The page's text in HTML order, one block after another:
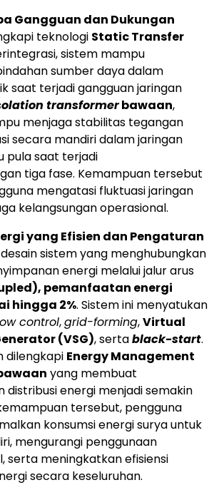
Gangguan dan Dukungan
teknologi Static Transfer
sistem mampu
sumber daya dalam
saat terjadi gangguan jaringan
transformerbawaan,
menjaga stabilitas tegangan
secara mandiri dalam jaringan
pula saat terjadi
tiga fase. Kemampuan tersebut
mengatasi fluktuasi jaringan
kelangsungan operasional.
yang Efisien dan Pengaturan
sistem yang menghubungkan
energi melalui jalur arus
pemanfaatan energi
hingga 2%. Sistem ini menyatukan
control,grid-forming,Virtual
(VSG), sertablack-start.
dilengkapi Energy Management
yang membuat
distribusi energi menjadi semakin
tersebut, pengguna
konsumsi energi surya untuk
mengurangi penggunaan
serta meningkatkan efisiensi
secara keseluruhan.